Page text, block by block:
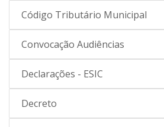
Código Tributário Municipal
Convocação Audiências
Declarações - ESIC
Decreto